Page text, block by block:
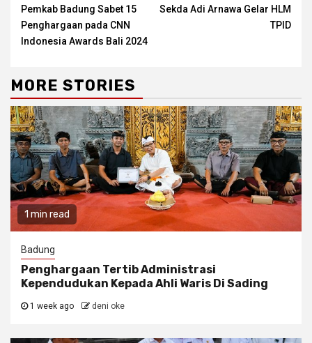
Pemkab Badung Sabet 15
Penghargaan pada CNN
Indonesia Awards Bali 2024
Sekda Adi Arnawa Gelar HLM
TPID
MORE STORIES
1 min read
Badung
Penghargaan Tertib Administrasi
Kependudukan Kepada Ahli Waris Di Sading
1 week ago deni oke